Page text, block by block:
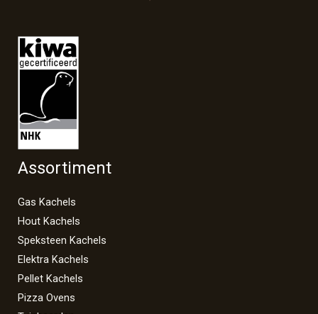
Assortiment
Gas Kachels
Hout Kachels
Speksteen Kachels
Elektra Kachels
Pellet Kachels
Pizza Ovens